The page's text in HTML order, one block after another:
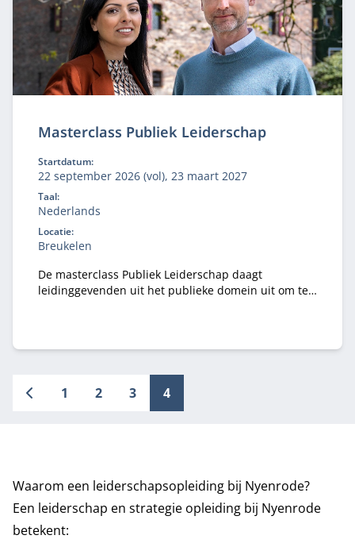
Masterclass Publiek Leiderschap
Startdatum:
22 september 2026 (vol), 23 maart 2027
Taal:
Nederlands
Locatie:
Breukelen
De masterclass Publiek Leiderschap daagt
leidinggevenden uit het publieke domein uit om te
1 2 3 4
Waarom een leiderschapsopleiding bij Nyenrode?
Een leiderschap en strategie opleiding bij Nyenrode
betekent: